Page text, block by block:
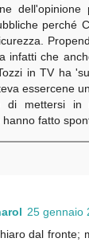
perché
infatti che
in TV ha
essercene
di mettersi in
hanno fatto
25 gennaio
dal fronte;